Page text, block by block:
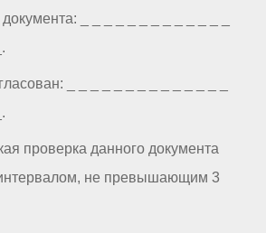
_ _ _ _ _ _ _ _ _ _ _ _ _
_ _ _ _ _ _ _ _ _ _ _ _ _ _
проверка данного документа
не превышающим 3